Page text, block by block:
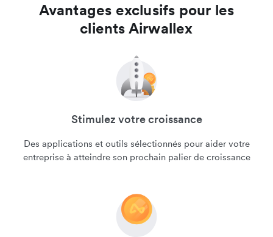
Avantages exclusifs pour les
clients Airwallex
Stimulez votre croissance
Des applications et outils sélectionnés pour aider votre
entreprise à atteindre son prochain palier de croissance